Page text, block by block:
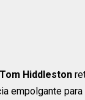
Tom Hiddleston
empolgante